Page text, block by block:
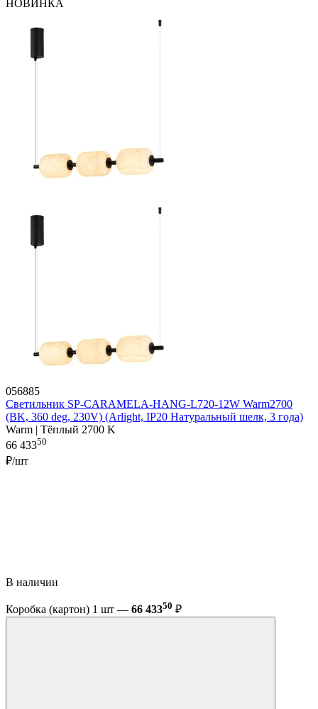
НОВИНКА
056885
Светильник SP-CARAMELA-HANG-L720-12W Warm2700
(BK, 360 deg, 230V) (Arlight, IP20 Натуральный шелк, 3 года)
Warm | Тёплый 2700 K
66 43350
₽/шт
В наличии
Коробка (картон) 1 шт — 66 43350 ₽